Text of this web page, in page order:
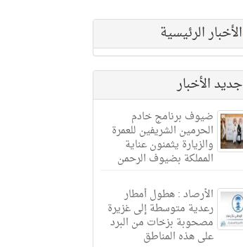
الأخبار الرئيسية
جديد الأخبار
ضيوف برنامج خادم
الحرمين الشريفين للعمرة
والزيارة يثمنون عناية
المملكة بضيوف الرحمن
الأرصاد : هطول أمطار
رعدية متوسطة إلى غزيرة
مصحوبة بزخات من البرد
على هذه المناطق